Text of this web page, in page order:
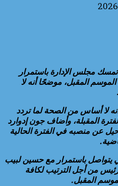
مجلس الإدارة باستمرار
المقبل، موضحًا أنه لا
لا أساس من الصحة لما تردد
المقبلة، وأضاف جون إدوارد
عن منصبه في الفترة الحالية
يتواصل باستمرار مع حسين لبيب
من أجل الترتيب لكافة
المقبل.